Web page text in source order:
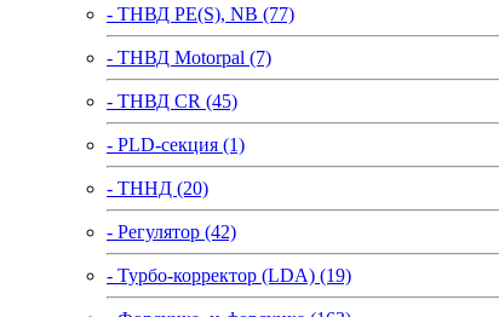
- ТНВД PE(S), NB (77)
- ТНВД Motorpal (7)
- ТНВД CR (45)
- PLD-секция (1)
- ТННД (20)
- Регулятор (42)
- Турбо-корректор (LDA) (19)